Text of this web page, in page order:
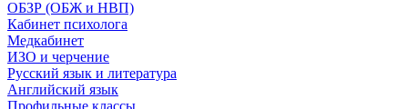
ОБЗР (ОБЖ и НВП)
Кабинет психолога
Медкабинет
ИЗО и черчение
Русский язык и литература
Английский язык
Профильные классы